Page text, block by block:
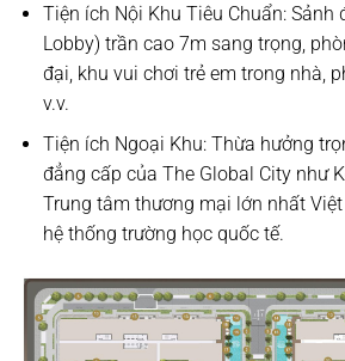
Tiện ích Nội Khu Tiêu Chuẩn:Sảnh
Lobby) trần cao 7m sang trọng,
đại, khu vui chơi trẻ em trong nhà,
v.v.
Tiện ích Ngoại Khu:Thừa hưởng
đẳng cấp của The Global City như
Trung tâm thương mại lớn nhất
hệ thống trường học quốc tế.